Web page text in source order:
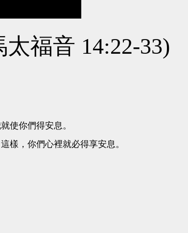
福音 14:22-33)
使你們得安息。
樣，你們心裡就必得享安息。